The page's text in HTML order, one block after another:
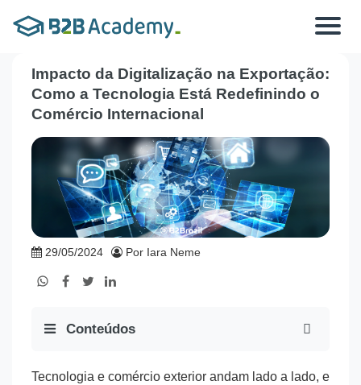
Toggle
Impacto da Digitalização na Exportação:
Como a Tecnologia Está Redefinindo o
Comércio Internacional
29/05/2024 Por Iara Neme
Conteúdos
Tecnologia e comércio exterior andam lado a lado, e